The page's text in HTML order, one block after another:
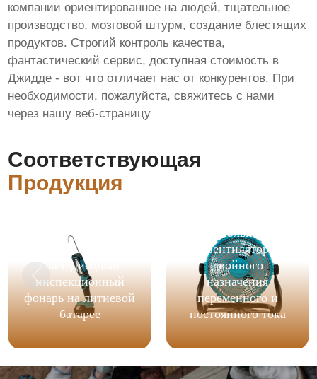
компании ориентированное на людей, тщательное
производство, мозговой штурм, создание блестящих
продуктов. Строгий контроль качества,
фантастический сервис, доступная стоимость в
Джидде - вот что отличает нас от конкурентов. При
необходимости, пожалуйста, свяжитесь с нами
через нашу веб-страницу
Соответствующая
Продукция
Светодиодный
инспекционный
фонарь на литиевой
батарее
напольный
вентилятор
двойного
назначения
переменного и
постоянного тока